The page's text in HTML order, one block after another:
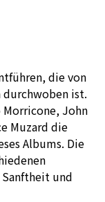
die von
ist.
John
Muzard die
Albums. Die
und